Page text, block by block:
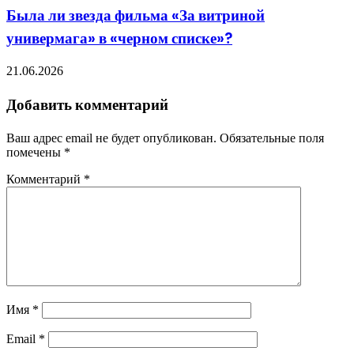
Была ли звезда фильма «За витриной
универмага» в «черном списке»?
21.06.2026
Добавить комментарий
Ваш адрес email не будет опубликован. Обязательные поля
помечены *
Комментарий *
Имя *
Email *